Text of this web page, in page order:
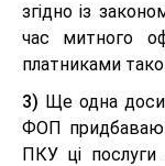
згідно із
час митного
платниками
3) Ще одна
ФОП
ПКУ ці послуги